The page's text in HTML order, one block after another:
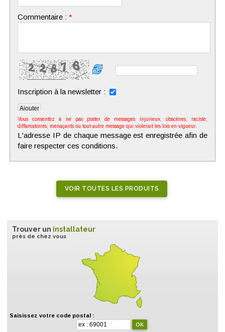
Commentaire : *
Inscription à la newsletter :
Vous consentez à ne pas poster de messages injurieux, obscènes, raciste,
diffamatoires, menaçants ou tout autre message qui violerait les lois en vigueur.
L'adresse IP de chaque message est enregistrée afin de
faire respecter ces conditions.
VOIR TOUTES LES PRODUITS
Trouver un installateur
près de chez vous
Saisissez votre code postal :